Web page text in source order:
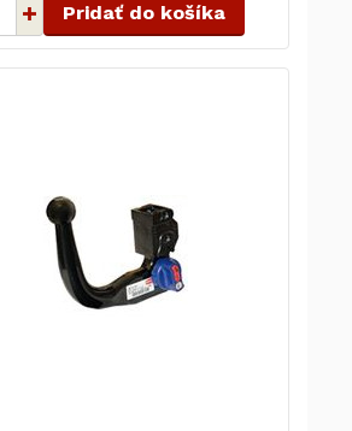
Pridať do košíka